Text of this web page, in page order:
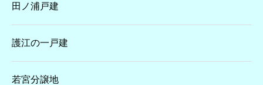
田ノ浦戸建
護江の一戸建
若宮分譲地